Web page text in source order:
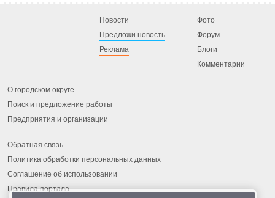
Новости
Предложи новость
Реклама
Фото
Форум
Блоги
Комментарии
О городском округе
Поиск и предложение работы
Предприятия и организации
Обратная связь
Политика обработки персональных данных
Соглашение об использовании
Правила портала